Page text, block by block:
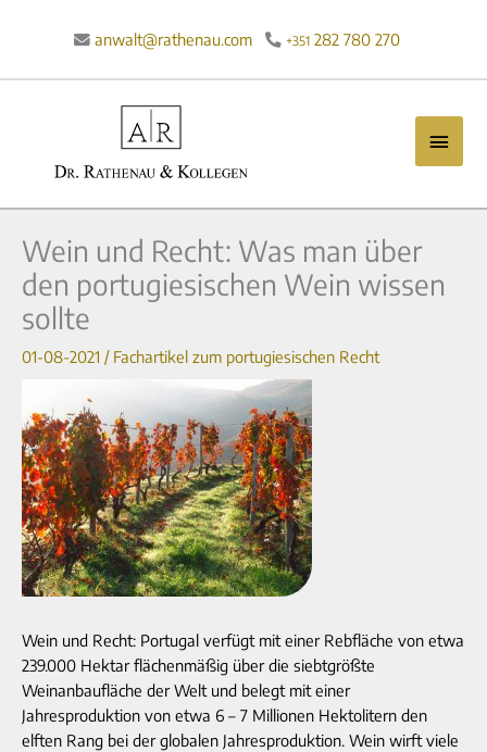
 anwalt@rathenau.com +351 282 780 270
Wein und Recht: Was man über
den portugiesischen Wein wissen
sollte
01-08-2021 / Fachartikel zum portugiesischen Recht
Wein und Recht: Portugal verfügt mit einer Rebfläche von etwa
239.000 Hektar flächenmäßig über die siebtgrößte
Weinanbaufläche der Welt und belegt mit einer
Jahresproduktion von etwa 6 – 7 Millionen Hektolitern den
elften Rang bei der globalen Jahresproduktion. Wein wirft viele